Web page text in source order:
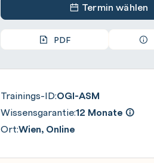
Termin wählen
PDF
Trainings-ID:OGI-ASM
Wissensgarantie:12 Monate
Ort:Wien, Online